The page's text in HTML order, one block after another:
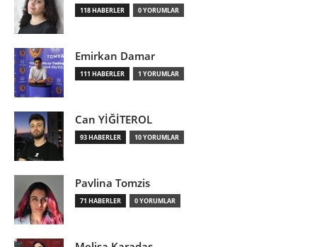
118 HABERLER 0 YORUMLAR
Emirkan Damar
111 HABERLER 1 YORUMLAR
Can YİĞİTEROL
93 HABERLER 10 YORUMLAR
Pavlina Tomzis
71 HABERLER 0 YORUMLAR